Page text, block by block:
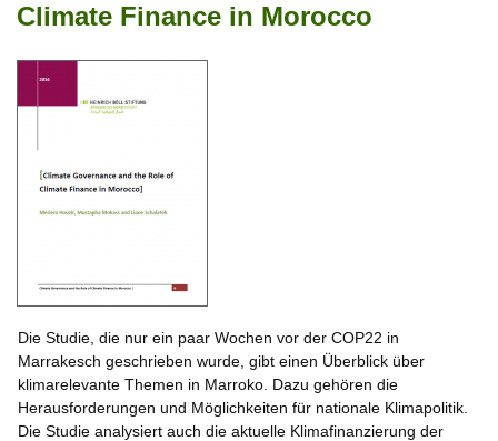
Climate Finance in Morocco
Die Studie, die nur ein paar Wochen vor der COP22 in
Marrakesch geschrieben wurde, gibt einen Überblick über
klimarelevante Themen in Marroko. Dazu gehören die
Herausforderungen und Möglichkeiten für nationale Klimapolitik.
Die Studie analysiert auch die aktuelle Klimafinanzierung der